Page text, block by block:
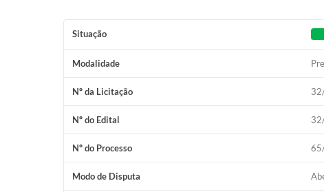
Situação
Modalidade
Nº da Licitação
Nº do Edital
Nº do Processo
Modo de Disputa